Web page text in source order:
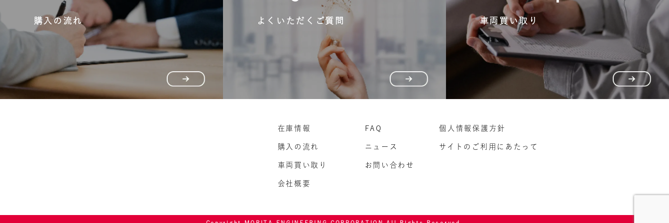
購入の流れ よくいただくご質問 車両買い取り
在庫情報
購入の流れ
車両買い取り
会社概要
FAQ
ニュース
お問い合わせ
個人情報保護方針
サイトのご利用にあたって